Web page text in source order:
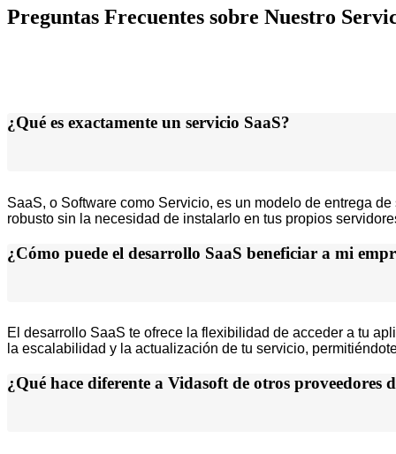
Preguntas Frecuentes sobre Nuestro
¿Qué es exactamente un servicio SaaS?
SaaS, o Software como Servicio, es un modelo de entrega
robusto sin la necesidad de instalarlo en tus propios
¿Cómo puede el desarrollo SaaS beneficiar a mi
El desarrollo SaaS te ofrece la flexibilidad de acceder a tu
la escalabilidad y la actualización de tu servicio,
¿Qué hace diferente a Vidasoft de otros proveedores